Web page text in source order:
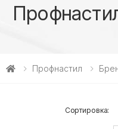
Профнастил
Сортировка: